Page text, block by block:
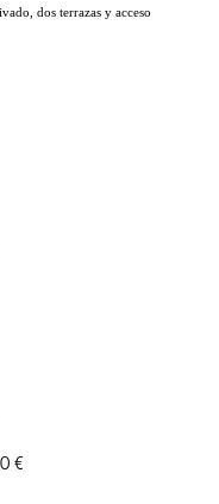
dos terrazas y acceso
€